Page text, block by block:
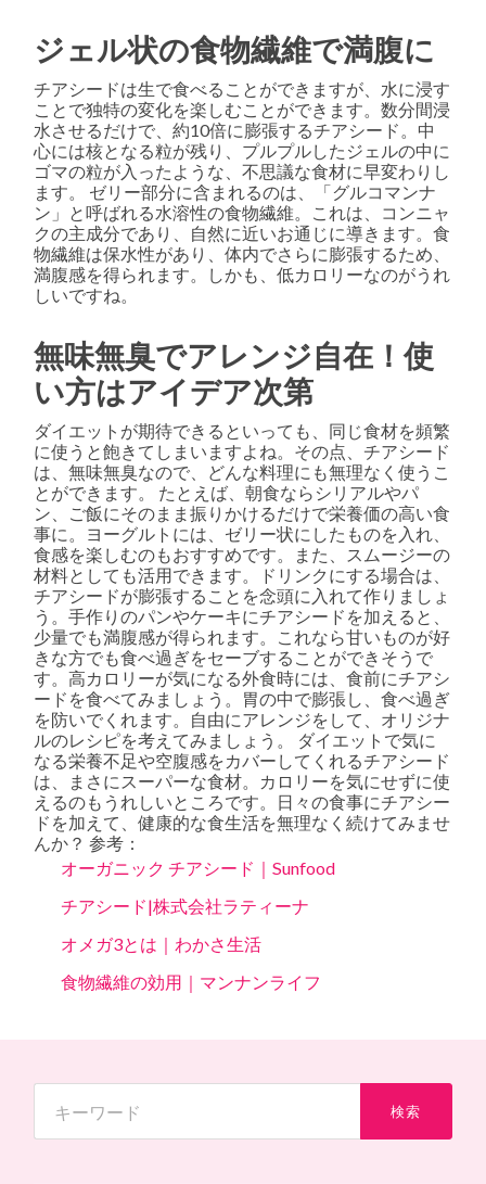
ジェル状の食物繊維で満腹に
チアシードは生で食べることができますが、水に浸す
ことで独特の変化を楽しむことができます。数分間浸
水させるだけで、約10倍に膨張するチアシード。中
心には核となる粒が残り、プルプルしたジェルの中に
ゴマの粒が入ったような、不思議な食材に早変わりし
ます。 ゼリー部分に含まれるのは、「グルコマンナ
ン」と呼ばれる水溶性の食物繊維。これは、コンニャ
クの主成分であり、自然に近いお通じに導きます。食
物繊維は保水性があり、体内でさらに膨張するため、
満腹感を得られます。しかも、低カロリーなのがうれ
しいですね。
無味無臭でアレンジ自在！使
い方はアイデア次第
ダイエットが期待できるといっても、同じ食材を頻繁
に使うと飽きてしまいますよね。その点、チアシード
は、無味無臭なので、どんな料理にも無理なく使うこ
とができます。 たとえば、朝食ならシリアルやパ
ン、ご飯にそのまま振りかけるだけで栄養価の高い食
事に。ヨーグルトには、ゼリー状にしたものを入れ、
食感を楽しむのもおすすめです。また、スムージーの
材料としても活用できます。ドリンクにする場合は、
チアシードが膨張することを念頭に入れて作りましょ
う。手作りのパンやケーキにチアシードを加えると、
少量でも満腹感が得られます。これなら甘いものが好
きな方でも食べ過ぎをセーブすることができそうで
す。高カロリーが気になる外食時には、食前にチアシ
ードを食べてみましょう。胃の中で膨張し、食べ過ぎ
を防いでくれます。自由にアレンジをして、オリジナ
ルのレシピを考えてみましょう。 ダイエットで気に
なる栄養不足や空腹感をカバーしてくれるチアシード
は、まさにスーパーな食材。カロリーを気にせずに使
えるのもうれしいところです。日々の食事にチアシー
ドを加えて、健康的な食生活を無理なく続けてみませ
んか？ 参考：
オーガニック チアシード｜Sunfood
チアシード|株式会社ラティーナ
オメガ3とは｜わかさ生活
食物繊維の効用｜マンナンライフ